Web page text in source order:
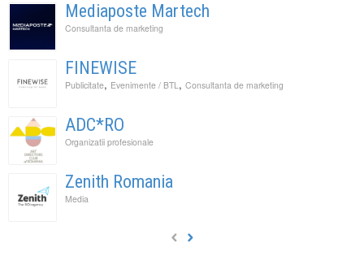
Mediaposte Martech
Consultanta de marketing
FINEWISE
Publicitate, Evenimente / BTL, Consultanta de marketing
ADC*RO
Organizatii profesionale
Zenith Romania
Media